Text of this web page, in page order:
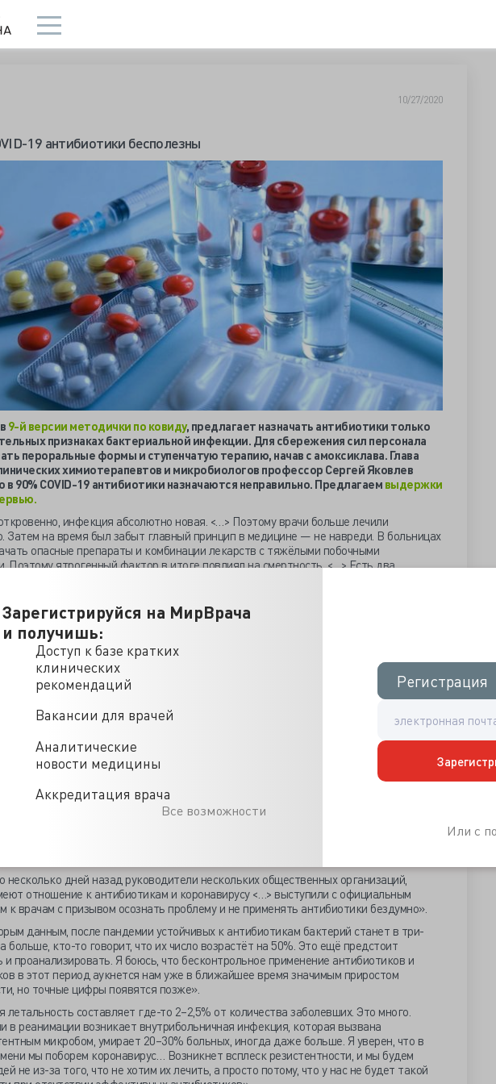
Зарегистрируйся на МирВрача
и получишь:
Доступ к базе кратких
клинических
рекомендаций
Вакансии для врачей
Аналитические
новости медицины
Аккредитация врача
Все возможности
Регистрация
Регистрация
Или с
10/27/2020
19 антибиотики бесполезны
9-й версии методички по ковиду, предлагает назначать антибиотики только
признаках бактериальной инфекции. Для сбережения сил персонала
пероральные формы и ступенчатую терапию, начав с амоксиклава. Глава
химиотерапевтов и микробиологов профессор Сергей Яковлев
в 90% COVID-19 антибиотики назначаются неправильно. Предлагаем выдержки
инфекция абсолютно новая. <…> Поэтому врачи больше лечили
Затем на время был забыт главный принцип в медицине — не навреди. В больницах
опасные препараты и комбинации лекарств с тяжёлыми побочными
Поэтому ятрогенный фактор в итоге повлиял на смертность. <…> Есть два
Первое. Если мы посмотрим на ситуацию в европейских странах в
то одна из самых благополучных стран по летальности — Германия. В их
подготовленных для врачей в апреле этого года, написано, что необходимы
а эффективность остальных средств не доказана… Второе.
на данные ВОЗ по количеству умерших и заболевших в Европе. В Испании, Италии,
был пик в апреле-мае, потом спад до минимума. А теперь снова идёт подъём
мы видим второй пик. Однако по летальности его нет. <…> Почему? Врачи
глупости. Уже не используют хлорохин, гидроксихлорохин вместе с
Не применяют комбинацию лопинавир + ритонавир и другие тяжёлые
против коронавируса препараты с массой побочных действий. И не назначают
при вирусной пневмонии, что крайне важно».
назначение антибиотиков при коронавирусе неоправданно. Да, при новой
быть бактериальные осложнения. Но только в 10–15% случаев, не более того».
рекомендации Минздрава не скорректированы. Я не знаю, почему так
не могу этого понять. Но знаю, что мои коллеги в ковидных стационарах уже
от препаратов, эффективность которых отсутствует или сомнительная, а
эффекты, такие как влияние на сердце, печень и почки, вполне реальны.
ещё используют, но стараются применять меньше: не три-четыре, а один, и не с
несколько дней назад руководители нескольких общественных организаций,
отношение к антибиотикам и коронавирусу <…> выступили с официальным
к врачам с призывом осознать проблему и не применять антибиотики бездумно».
данным, после пандемии устойчивых к антибиотикам бактерий станет в три-
больше, кто-то говорит, что их число возрастёт на 50%. Это ещё предстоит
и проанализировать. Я боюсь, что бесконтрольное применение антибиотиков и
в этот период аукнется нам уже в ближайшее время значимым приростом
но точные цифры появятся позже».
летальность составляет где-то 2–2,5% от количества заболевших. Это много.
в реанимации возникает внутрибольничная инфекция, которая вызвана
микробом, умирает 20–30% больных, иногда даже больше. Я уверен, что в
мы поборем коронавирус… Возникнет всплеск резистентности, и мы будем
не из-за того, что не хотим их лечить, а просто потому, что у нас не будет такой